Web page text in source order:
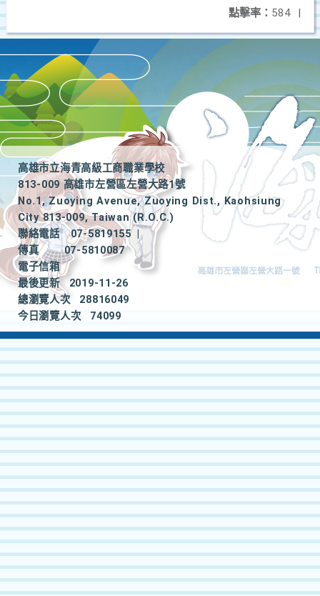
點擊率： 584 |
高雄市立海青高級工商職業學校
813-009 高雄市左營區左營大路1號
No.1, Zuoying Avenue, Zuoying Dist., Kaohsiung
City 813-009, Taiwan (R.O.C.)
聯絡電話
07-5819155
|
傳真
07-5810087
電子信箱
最後更新
2019-11-26
總瀏覽人次
28816049
今日瀏覽人次
74099